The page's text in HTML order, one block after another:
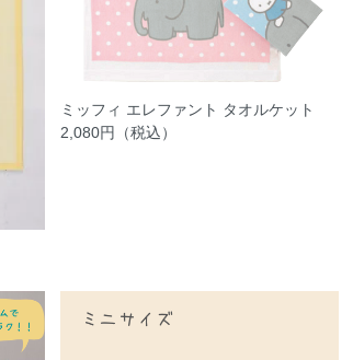
ミッフィ エレファント タオルケット
2,080円（税込）